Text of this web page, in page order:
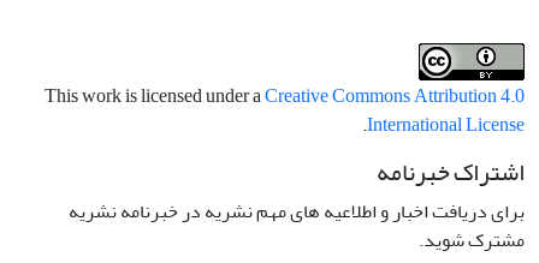
This work is licensed under aCreative Commons Attribution 4.0
International License
.
اشتراک خبرنامه
برای دریافت اخبار و اطلاعیه های مهم نشریه در خبرنامه نشریه
مشترک شوید.